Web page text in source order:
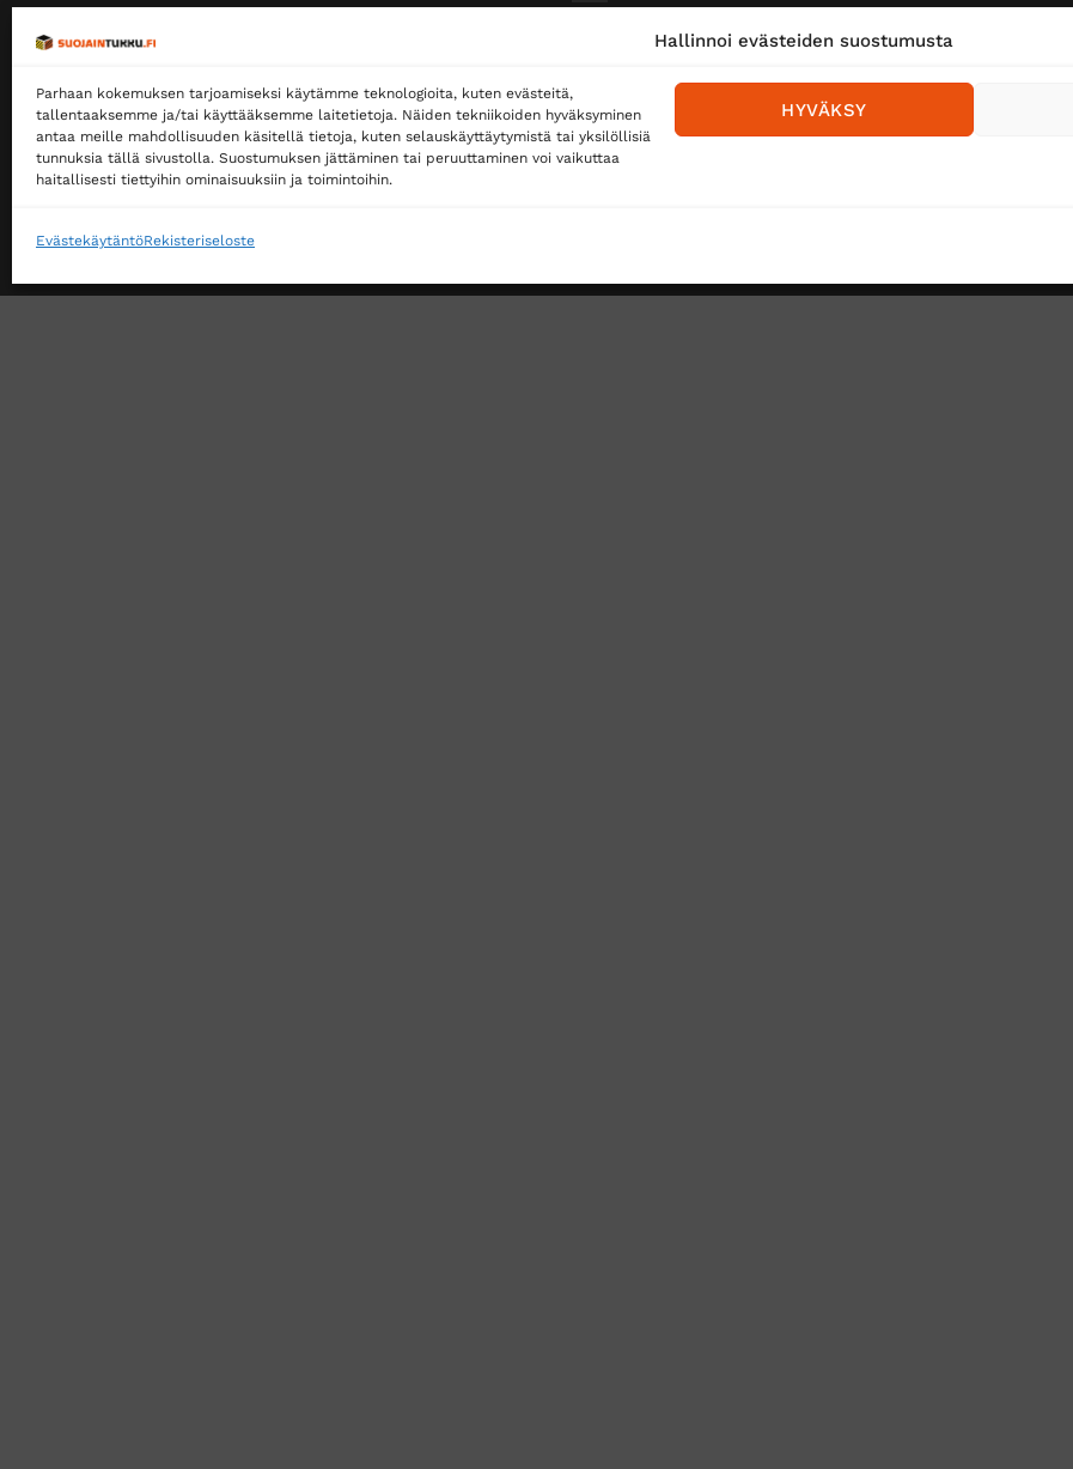
Hallinnoi evästeiden suostumusta
Parhaan kokemuksen tarjoamiseksi käytämme teknologioita, kuten evästeitä,
tallentaaksemme ja/tai käyttääksemme laitetietoja. Näiden tekniikoiden hyväksyminen
antaa meille mahdollisuuden käsitellä tietoja, kuten selauskäyttäytymistä tai yksilöllisiä
tunnuksia tällä sivustolla. Suostumuksen jättäminen tai peruuttaminen voi vaikuttaa
haitallisesti tiettyihin ominaisuuksiin ja toimintoihin.
HYVÄKSY
EvästekäytäntöRekisteriseloste
Tilaamme isoja eriä siksi myymme halvalla!
14 päivän vaihto- ja palautusoikeus kuluttajille
Toimitustavat
Matkahuolto
Postnord